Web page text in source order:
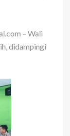
– Wali
didampingi